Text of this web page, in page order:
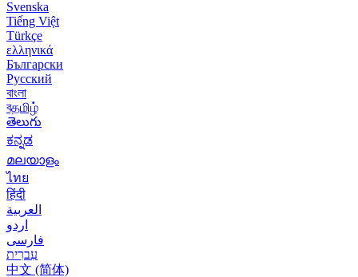
Svenska
Tiếng Việt
Türkçe
ελληνικά
Български
Русский
বাংলা
বதமிழ்
తెలుగు
ಕನ್ನಡ
മലയാളം
ไทย
हिंदी
العربية
اردو
فارسی
עִברִית
中文 (简体)